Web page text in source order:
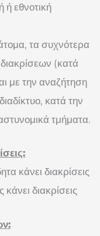
ή εθνοτική
τα συχνότερα
(κατά
με την αναζήτηση
κατά την
τμήματα.
κάνει διακρίσεις
διακρίσεις